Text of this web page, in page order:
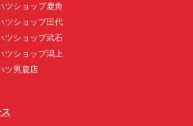
ツショップ鹿角
ツショップ田代
ツショップ武石
ツショップ潟上
ツ男鹿店